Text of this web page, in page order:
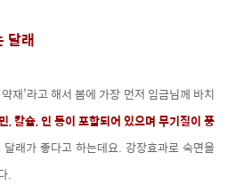
달래
재’라고 해서 봄에 가장 먼저 임금님께 바치
, 칼슘, 인 등이 포함되어 있으며 무기질이 풍
래가 좋다고 하는데요. 강장효과로 숙면을
.